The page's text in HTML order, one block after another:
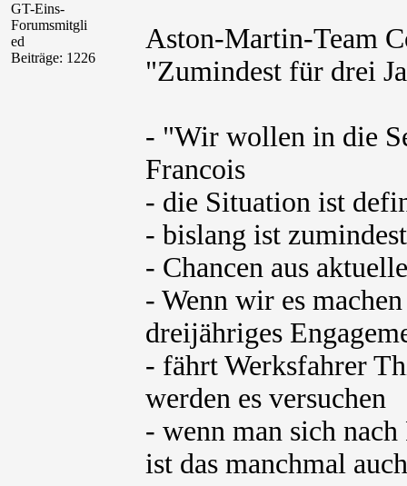
GT-Eins-
Forumsmitgli
ed
Beiträge: 1226
Aston-Martin-Team
"Zumindest für drei
- "Wir wollen in die
Francois
- die Situation ist
- bislang ist
- Chancen aus
- Wenn wir es
dreijähriges
- fährt Werksfahrer
werden es versuchen
- wenn man sich
ist das manchmal